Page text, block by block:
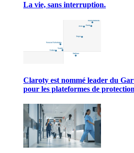
La vie, sans interruption.
Claroty est nommé leader du
pour les plateformes de